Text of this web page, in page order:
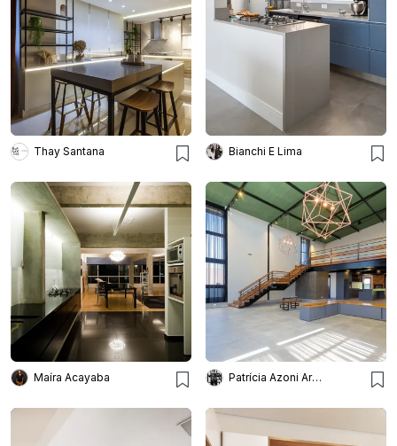
Bianchi E Lima
Thay Santana
Maíra Acayaba Patrícia Azoni Arquitetura + Arte & Design